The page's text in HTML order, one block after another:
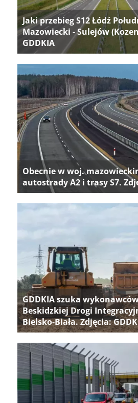
Jaki przebieg S12 Łódź
Mazowiecki - Sulejów
GDDKIA
Obecnie w woj.
autostrady A2 i trasy S7.
GDDKIA szuka
Beskidzkiej Drogi
Bielsko-Biała. Zdjęcia: